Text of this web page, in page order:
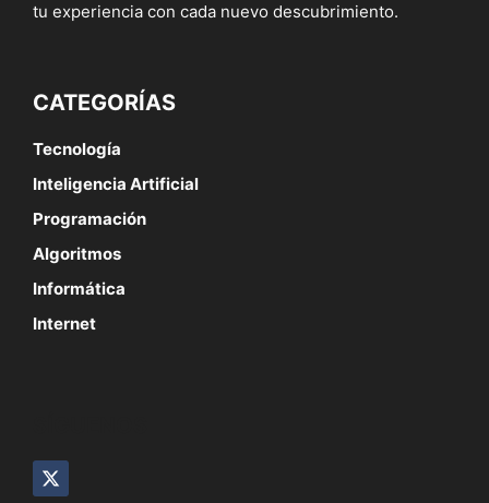
tu experiencia con cada nuevo descubrimiento.
CATEGORÍAS
Tecnología
Inteligencia Artificial
Programación
Algoritmos
Informática
Internet